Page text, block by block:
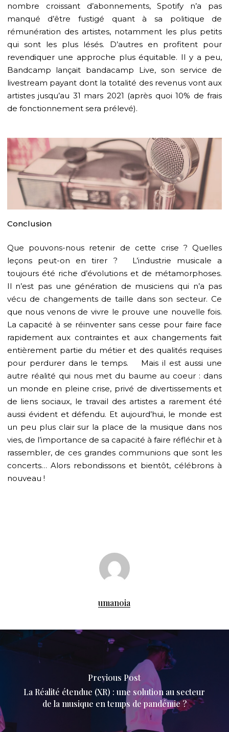
nombre croissant d’abonnements, Spotify n’a pas
manqué d’être fustigé quant à sa politique de
rémunération des artistes, notamment les plus petits
qui sont les plus lésés. D’autres en profitent pour
revendiquer une approche plus équitable. Il y a peu,
Bandcamp lançait bandacamp Live, son service de
livestream payant dont la totalité des revenus vont aux
artistes jusqu’au 31 mars 2021 (après quoi 10% de frais
de fonctionnement sera prélevé).
Conclusion
Que pouvons-nous retenir de cette crise ? Quelles
leçons peut-on en tirer ? L’industrie musicale a
toujours été riche d’évolutions et de métamorphoses.
Il n’est pas une génération de musiciens qui n’a pas
vécu de changements de taille dans son secteur. Ce
que nous venons de vivre le prouve une nouvelle fois.
La capacité à se réinventer sans cesse pour faire face
rapidement aux contraintes et aux changements fait
entièrement partie du métier et des qualités requises
pour perdurer dans le temps. Mais il est aussi une
autre réalité qui nous met du baume au coeur : dans
un monde en pleine crise, privé de divertissements et
de liens sociaux, le travail des artistes a rarement été
aussi évident et défendu. Et aujourd’hui, le monde est
un peu plus clair sur la place de la musique dans nos
vies, de l’importance de sa capacité à faire réfléchir et à
rassembler, de ces grandes communions que sont les
concerts… Alors rebondissons et bientôt, célébrons à
nouveau !
umanoia
Previous Post
La Réalité étendue (XR) : une solution au secteur
de la musique en temps de pandémie ?